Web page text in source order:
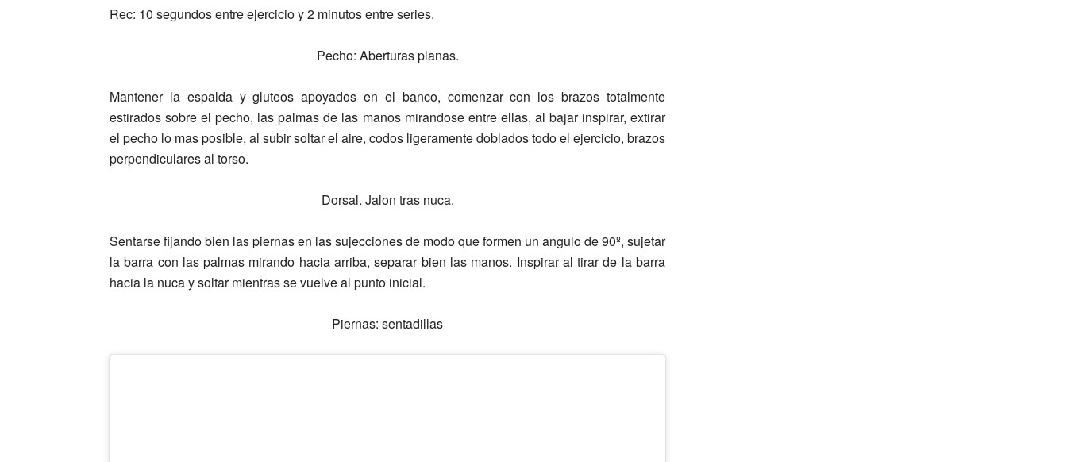
Rec: 10 segundos entre ejercicio y 2 minutos entre series.
Pecho: Aberturas planas.
Mantener la espalda y gluteos apoyados en el banco, comenzar con los brazos totalmente
estirados sobre el pecho, las palmas de las manos mirandose entre ellas, al bajar inspirar, extirar
el pecho lo mas posible, al subir soltar el aire, codos ligeramente doblados todo el ejercicio, brazos
perpendiculares al torso.
Dorsal. Jalon tras nuca.
Sentarse fijando bien las piernas en las sujecciones de modo que formen un angulo de 90º, sujetar
la barra con las palmas mirando hacia arriba, separar bien las manos. Inspirar al tirar de la barra
hacia la nuca y soltar mientras se vuelve al punto inicial.
Piernas: sentadillas